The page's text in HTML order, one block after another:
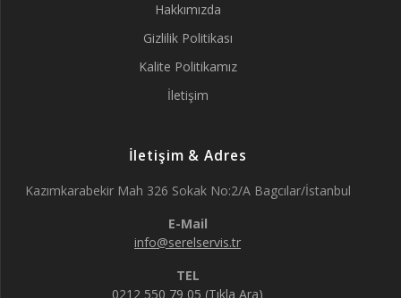
Hakkımızda
Gizlilik Politikası
Kalite Politikamız
İletişim
İletişim & Adres
Kazımkarabekir Mah 326 Sokak No:2/A Bagcılar/İstanbul
E-Mail
info@serelservis.tr
TEL
0212 550 79 05 (Tıkla Ara)